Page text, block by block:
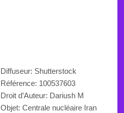
Diffuseur: Shutterstock
Référence: 100537603
Droit d’Auteur: Dariush M
Objet: Centrale nucléaire Iran